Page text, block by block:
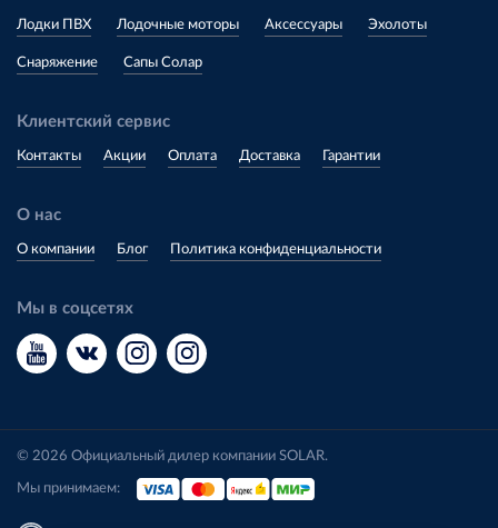
Лодки ПВХ Лодочные моторы Аксессуары Эхолоты
Снаряжение Сапы Солар
Клиентский сервис
Контакты Акции Оплата Доставка Гарантии
О нас
О компании Блог Политика конфиденциальности
Мы в соцсетях
© 2026 Официальный дилер компании SOLAR.
Мы принимаем: